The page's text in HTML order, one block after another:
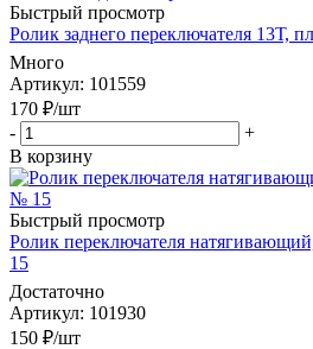
Быстрый просмотр
Ролик заднего переключателя 13Т,
Много
Артикул: 101559
170 ₽/шт
-
+
В корзину
Быстрый просмотр
Ролик переключателя
15
Достаточно
Артикул: 101930
150 ₽/шт